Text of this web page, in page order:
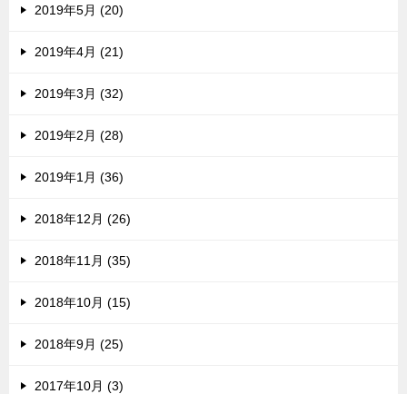
2019年5月 (20)
2019年4月 (21)
2019年3月 (32)
2019年2月 (28)
2019年1月 (36)
2018年12月 (26)
2018年11月 (35)
2018年10月 (15)
2018年9月 (25)
2017年10月 (3)